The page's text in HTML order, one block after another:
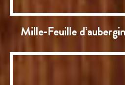
Mille-Feuille